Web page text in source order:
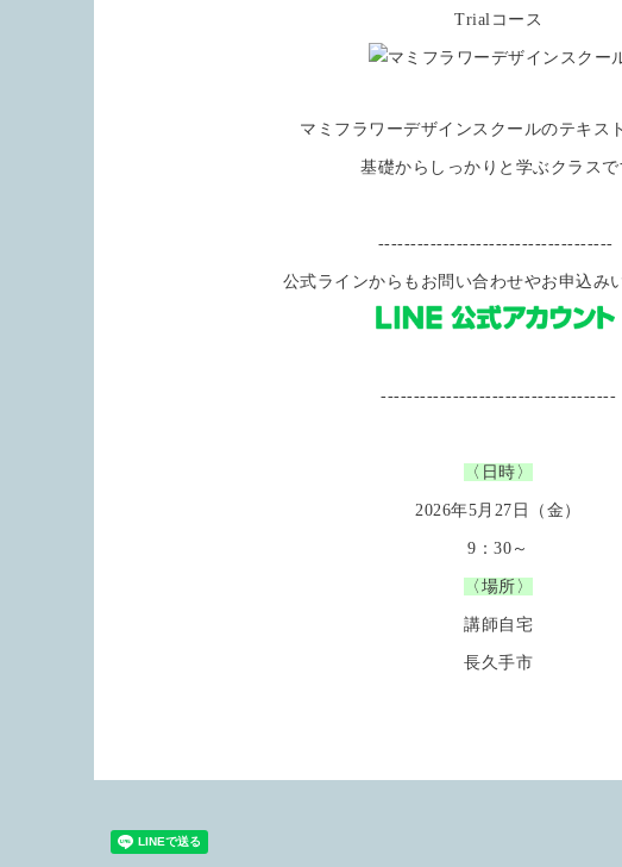
Trialコース
マミフラワーデザインスクールのテキス
基礎からしっかりと学ぶクラスで
------------------------------------
公式ラインからもお問い合わせやお申込み
------------------------------------
〈日時〉
2026年5月27日（金）
9：30～
〈場所〉
講師自宅
長久手市